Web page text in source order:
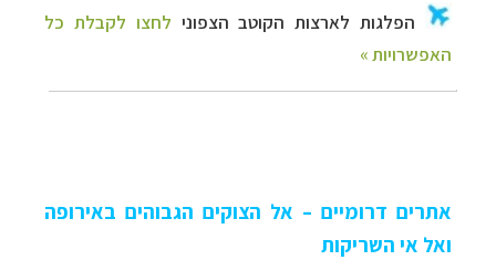
אתרים דרומיים – אל הצוקים הגבוהים באירופה
ואל אי השריקות